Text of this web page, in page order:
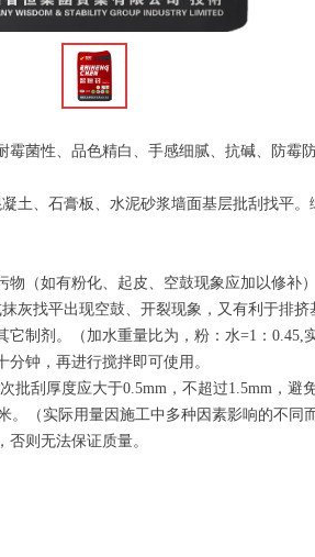
霉菌性、品色精白、手感细腻、抗碱、防霉
土、石膏板、水泥砂浆墙面基层批刮找平。
物（如有粉化、起皮、空鼓现象应加以修
灰找平出现空鼓、开裂现象，又有利于排
制剂。（加水重量比为，粉：水=1：0.45,
钟，再进行搅拌即可使用。
批刮厚度应大于0.5mm，不超过1.5mm，避
。（实际用量因施工中多种因素影响的不同
则无法保证质量。